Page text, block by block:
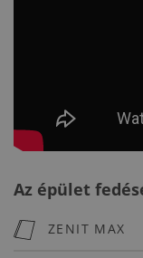
Az épület
ZENIT MAX